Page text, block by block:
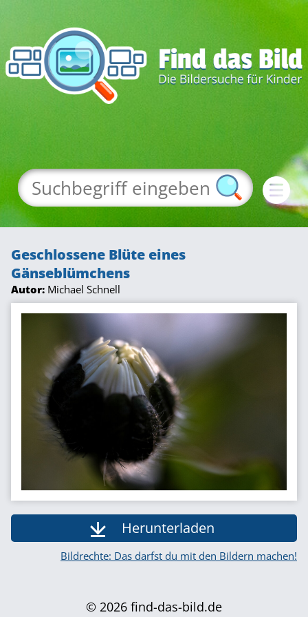
Geschlossene Blüte eines
Gänseblümchens
Autor: Michael Schnell
Herunterladen
Bildrechte: Das darfst du mit den Bildern machen!
© 2026 find-das-bild.de